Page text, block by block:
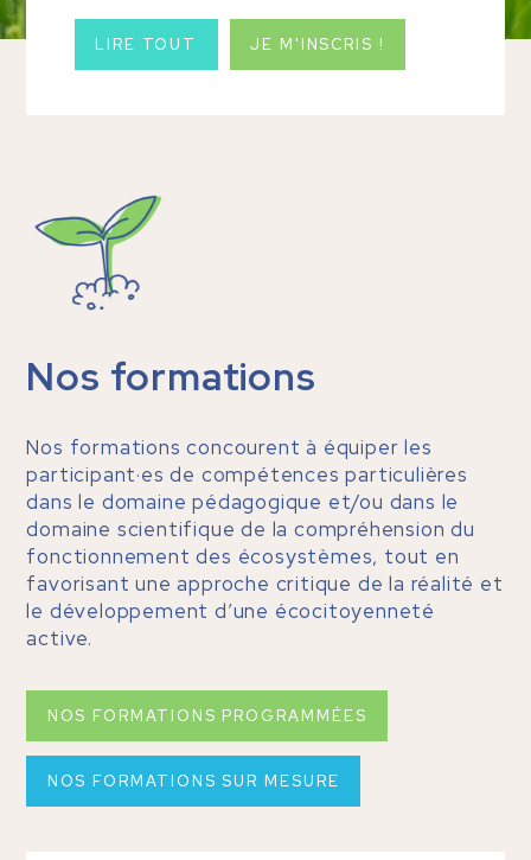
LIRE TOUT JE M'INSCRIS !
Nos formations
Nos formations concourent à équiper les
participant·es de compétences particulières
dans le domaine pédagogique et/ou dans le
domaine scientifique de la compréhension du
fonctionnement des écosystèmes, tout en
favorisant une approche critique de la réalité et
le développement d’une écocitoyenneté
active.
NOS FORMATIONS PROGRAMMÉES
NOS FORMATIONS SUR MESURE